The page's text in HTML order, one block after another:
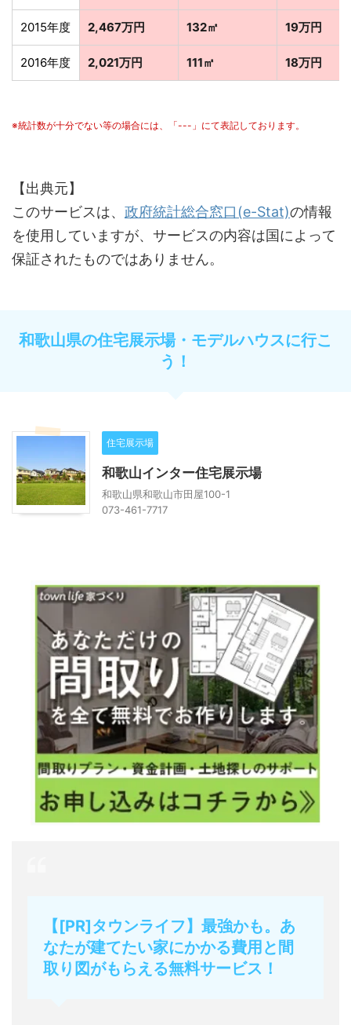
2015年度 2,467万円 132㎡ 19万円
2016年度 2,021万円 111㎡ 18万円
※統計数が十分でない等の場合には、「---」にて表記しております。
【出典元】
このサービスは、 政府統計総合窓口(e-Stat)の情報
を使用していますが、サービスの内容は国によって
保証されたものではありません。
和歌山県の住宅展示場・モデルハウスに行こ
う！
住宅展示場
和歌山インター住宅展示場
和歌山県和歌山市田屋100-1
073-461-7717
【[PR]タウンライフ】最強かも。あ
なたが建てたい家にかかる費用と間
取り図がもらえる無料サービス！